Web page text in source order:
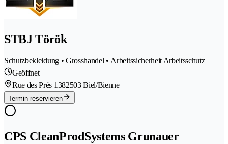
STBJ Török
Schutzbekleidung • Grosshandel • Arbeitssicherheit Arbeitsschutz
Geöffnet
Rue des Prés 1382503 Biel/Bienne
Termin reservieren
CPS CleanProdSystems Grunauer